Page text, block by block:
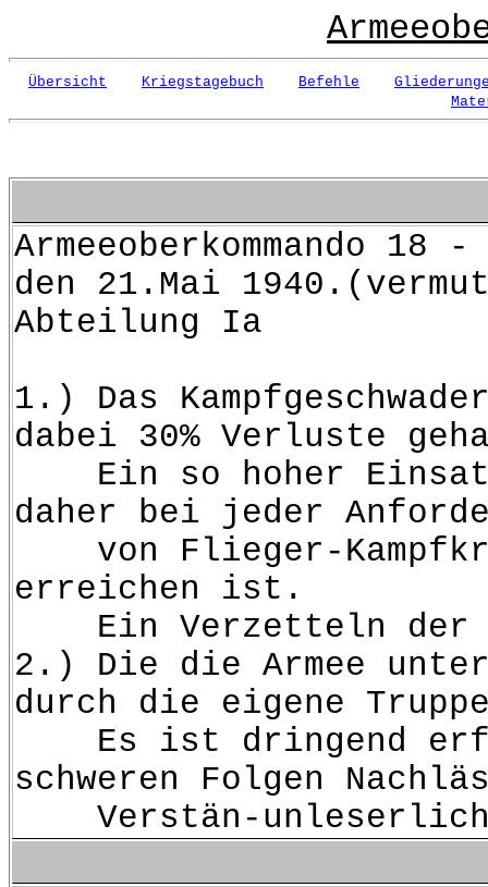
Übersicht Kriegstagebuch Befehle
den 21.Mai
Abteilung Ia
1.) Das
dabei 30% Verluste
Ein so hoher Einsatz
daher bei jeder
von Flieger-
erreichen ist.
Ein Verzetteln der
2.) Die die Armee
durch die eigene
Es ist dringend
schweren Folgen
Verstän-unleserlich-